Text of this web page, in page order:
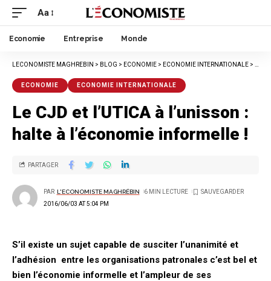
Aa
Economie Entreprise Monde
LECONOMISTE MAGHREBIN > BLOG > ECONOMIE > ECONOMIE INTERNATIONALE >
ECONOMIE ECONOMIE INTERNATIONALE
Le CJD et l’UTICA à l’unisson :
halte à l’économie informelle !
2016/06/03 AT 5:04 PM
PAR L'ECONOMISTE MAGHRÉBIN 6 MIN LECTURE
PARTAGER
S’il existe un sujet capable de susciter l’unanimité et
l’adhésion entre les organisations patronales c’est bel et
bien l’économie informelle et l’ampleur de ses